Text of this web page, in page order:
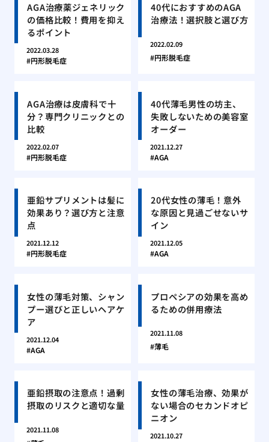
AGA治療薬ジェネリック
の価格比較！費用を抑え
るポイント
2022.03.28
円形脱毛症
40代におすすめのAGA
治療法！選択肢と選び方
2022.02.09
円形脱毛症
AGA治療は皮膚科で十
分？専門クリニックとの
比較
2022.02.07
円形脱毛症
40代薄毛男性の坊主、
失敗しないための美容室
オーダー
2021.12.27
AGA
亜鉛サプリメントは髪に
効果あり？選び方と注意
点
2021.12.12
円形脱毛症
20代女性の薄毛！意外
な原因と見過ごせないサ
イン
2021.12.05
AGA
女性の薄毛対策、シャン
プー選びと正しいヘアケ
ア
2021.12.04
AGA
プロペシアの効果を高め
るための併用療法
2021.11.08
薄毛
亜鉛摂取の注意点！過剰
摂取のリスクと適切な量
2021.11.08
女性の薄毛治療、効果が
ない場合のセカンドオピ
ニオン
2021.10.27